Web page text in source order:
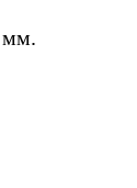
мм.